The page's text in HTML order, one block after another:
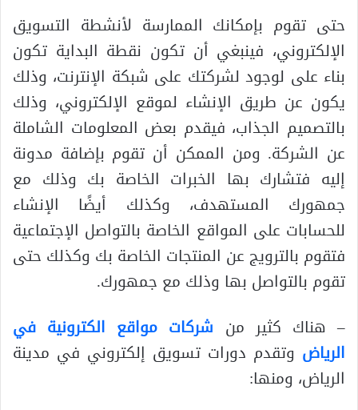
حتى تقوم بإمكانك الممارسة لأنشطة التسويق
الإلكتروني، فينبغي أن تكون نقطة البداية تكون
بناء على لوجود لشركتك على شبكة الإنترنت، وذلك
يكون عن طريق الإنشاء لموقع الإلكتروني، وذلك
بالتصميم الجذاب، فيقدم بعض المعلومات الشاملة
عن الشركة. ومن الممكن أن تقوم بإضافة مدونة
إليه فتشارك بها الخبرات الخاصة بك وذلك مع
جمهورك المستهدف، وكذلك أيضًا الإنشاء
للحسابات على المواقع الخاصة بالتواصل الإجتماعية
فتقوم بالترويج عن المنتجات الخاصة بك وكذلك حتى
تقوم بالتواصل بها وذلك مع جمهورك.
– هناك كثير من شركات مواقع الكترونية في
الرياض وتقدم دورات تسويق إلكتروني في مدينة
الرياض، ومنها: